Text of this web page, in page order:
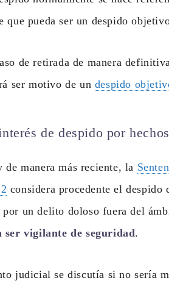
que pueda ser un despido
de retirada de manera
ser motivo de un despido
de despido por
manera más reciente, la
considera procedente el
por un delito doloso fuera del
vigilante de seguridad.
judicial se discutía si no sería